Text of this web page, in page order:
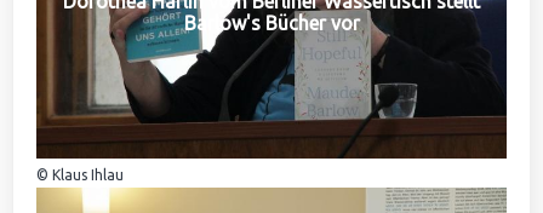
Barlow's Bücher vor
© Klaus Ihlau